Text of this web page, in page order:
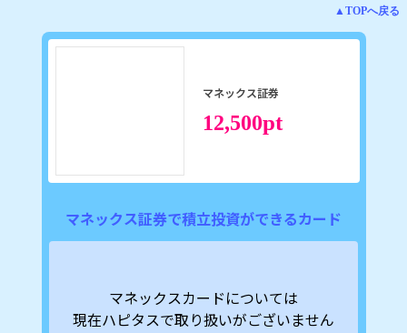
▲TOPへ戻る
マネックス証券
12,500pt
マネックス証券で積立投資ができるカード
マネックスカードについては
現在ハピタスで取り扱いがございません